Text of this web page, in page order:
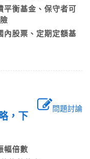
平衡基金、保守者可
內股票、定期定額基
問題討論
，下
幅倍數